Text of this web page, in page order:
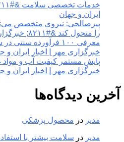
ایران و جهان
پیرصالحی: نیروی متخصص
را متحول کند &#۸۲۱۱; خبرگزاری مهر | اخبار ایران و جهان
خبرگزاری مهر | اخبار ایران و
خبرگزاری مهر | اخبار ایران و
آخرین دیدگاه‌ها
مدیر در محصول پزشکی
مدیر در سلامت بیشتر با